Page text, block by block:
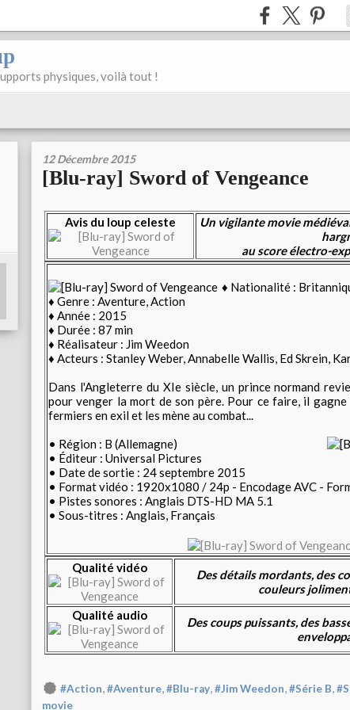
physiques, voilà tout !
12 Décembre 2015
[Blu-ray] Sword of Vengeance
Avis du loup celeste
Un vigilante movie
au score électro-
♦ Nationalité :
♦ Genre : Aventure, Action
♦ Année : 2015
♦ Durée : 87 min
♦ Réalisateur : Jim Weedon
♦ Acteurs : Stanley Weber, Annabelle Wallis, Ed Skrein,
Dans l'Angleterre du XIe siècle, un prince normand
pour venger la mort de son père. Pour ce faire, il gagne
fermiers en exil et les mène au combat...
• Région : B (Allemagne)
• Éditeur : Universal Pictures
• Date de sortie : 24 septembre 2015
• Format vidéo : 1920x1080 / 24p - Encodage AVC -
• Pistes sonores : Anglais DTS-HD MA 5.1
• Sous-titres : Anglais, Français
Qualité vidéo
Des détails mordants, des
couleurs
Qualité audio
Des coups puissants, des
#Action,#Aventure,#Blu-ray,#Jim Weedon,#Série B,
movie